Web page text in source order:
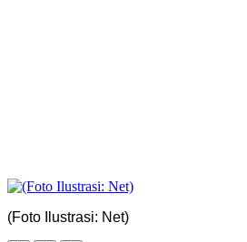
(Foto Ilustrasi: Net)